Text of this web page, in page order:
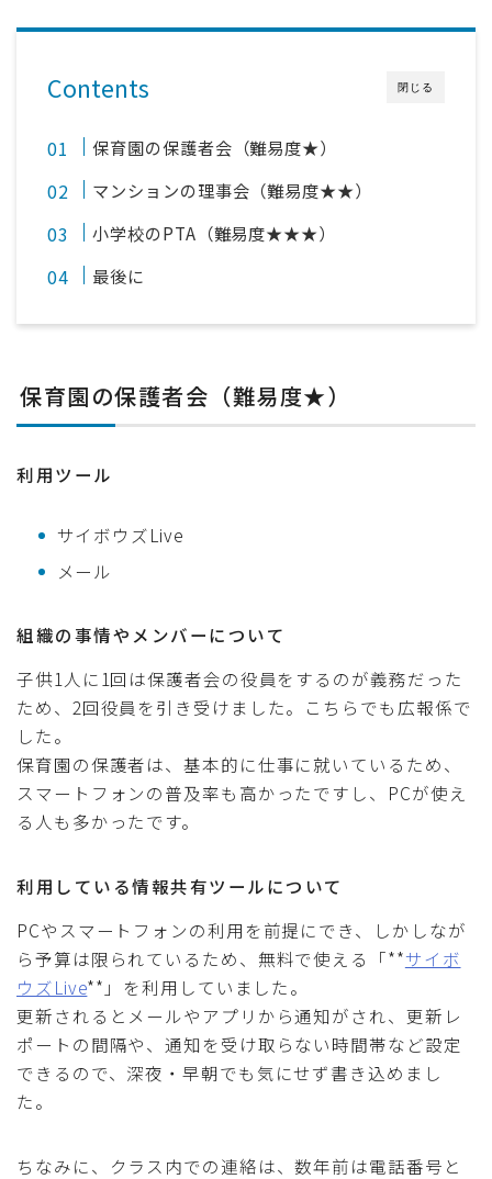
閉じる
Contents
保育園の保護者会（難易度★）
マンションの理事会（難易度★★）
小学校のPTA（難易度★★★）
最後に
保育園の保護者会（難易度★）
利用ツール
サイボウズLive
メール
組織の事情やメンバーについて
子供1人に1回は保護者会の役員をするのが義務だった
ため、2回役員を引き受けました。こちらでも広報係で
した。
保育園の保護者は、基本的に仕事に就いているため、
スマートフォンの普及率も高かったですし、PCが使え
る人も多かったです。
利用している情報共有ツールについて
PCやスマートフォンの利用を前提にでき、しかしなが
ら予算は限られているため、無料で使える「**サイボ
ウズLive**」を利用していました。
更新されるとメールやアプリから通知がされ、更新レ
ポートの間隔や、通知を受け取らない時間帯など設定
できるので、深夜・早朝でも気にせず書き込めまし
た。
ちなみに、クラス内での連絡は、数年前は電話番号と